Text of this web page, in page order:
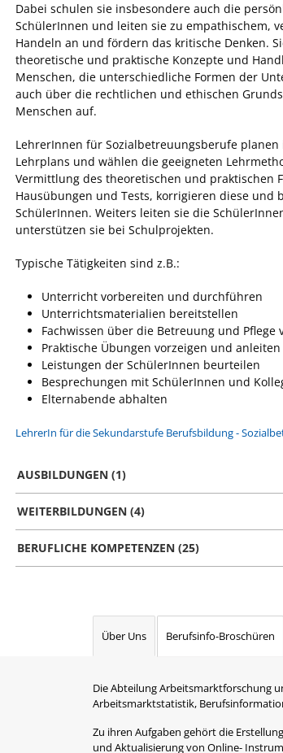
Dabei schulen sie insbesondere auch die
SchülerInnen und leiten sie zu empathischem,
Handeln an und fördern das kritische Denken.
theoretische und praktische Konzepte und
Menschen, die unterschiedliche Formen der
auch über die rechtlichen und ethischen
Menschen auf.
LehrerInnen für Sozialbetreuungsberufe
Lehrplans und wählen die geeigneten
Vermittlung des theoretischen und praktischen
Hausübungen und Tests, korrigieren diese und
SchülerInnen. Weiters leiten sie die
unterstützen sie bei Schulprojekten.
Typische Tätigkeiten sind z.B.:
Unterricht vorbereiten und durchführen
Unterrichtsmaterialien bereitstellen
Fachwissen über die Betreuung und Pflege
Praktische Übungen vorzeigen und anleiten
Leistungen der SchülerInnen beurteilen
Besprechungen mit SchülerInnen und
Elternabende abhalten
LehrerIn für die Sekundarstufe Berufsbildung -
AUSBILDUNGEN (1)
WEITERBILDUNGEN (4)
BERUFLICHE KOMPETENZEN (25)
Über Uns Berufsinfo-Broschüren
Die Abteilung Arbeitsmarktforschung
Arbeitsmarktstatistik,
Zu ihren Aufgaben gehört die
und Aktualisierung von Online-